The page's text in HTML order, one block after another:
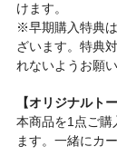
けます。
※早期購入特典
ざいます。特典
れないようお願
【オリジナルト
本商品を1点ご購
ます。一緒にカ